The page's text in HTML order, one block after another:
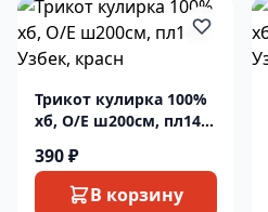
Трикот кулирка 100%
хб, О/Е ш200см, пл145,
390 ₽
В корзину